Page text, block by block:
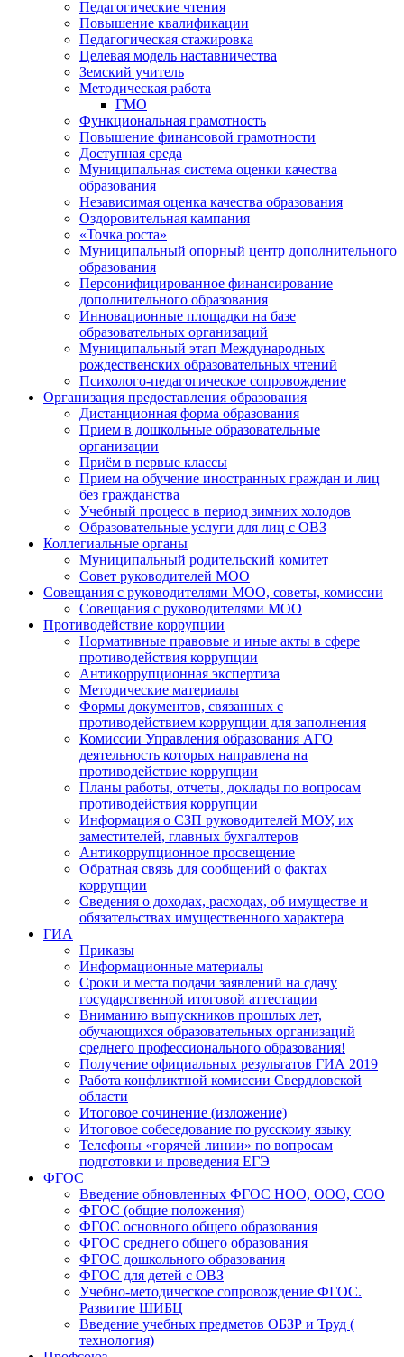
Педагогические чтения
Повышение квалификации
Педагогическая стажировка
Целевая модель наставничества
Земский учитель
Методическая работа
ГМО
Функциональная грамотность
Повышение финансовой грамотности
Доступная среда
Муниципальная система оценки качества
образования
Независимая оценка качества образования
Оздоровительная кампания
«Точка роста»
Муниципальный опорный центр дополнительного
образования
Персонифицированное финансирование
дополнительного образования
Инновационные площадки на базе
образовательных организаций
Муниципальный этап Международных
рождественских образовательных чтений
Психолого-педагогическое сопровождение
Организация предоставления образования
Дистанционная форма образования
Прием в дошкольные образовательные
организации
Приём в первые классы
Прием на обучение иностранных граждан и лиц
без гражданства
Учебный процесс в период зимних холодов
Образовательные услуги для лиц с ОВЗ
Коллегиальные органы
Муниципальный родительский комитет
Совет руководителей МОО
Совещания с руководителями МОО, советы, комиссии
Совещания с руководителями МОО
Противодействие коррупции
Нормативные правовые и иные акты в сфере
противодействия коррупции
Антикоррупционная экспертиза
Методические материалы
Формы документов, связанных с
противодействием коррупции для заполнения
Комиссии Управления образования АГО
деятельность которых направлена на
противодействие коррупции
Планы работы, отчеты, доклады по вопросам
противодействия коррупции
Информация о СЗП руководителей МОУ, их
заместителей, главных бухгалтеров
Антикоррупционное просвещение
Обратная связь для сообщений о фактах
коррупции
Сведения о доходах, расходах, об имуществе и
обязательствах имущественного характера
ГИА
Приказы
Информационные материалы
Сроки и места подачи заявлений на сдачу
государственной итоговой аттестации
Вниманию выпускников прошлых лет,
обучающихся образовательных организаций
среднего профессионального образования!
Получение официальных результатов ГИА 2019
Работа конфликтной комиссии Свердловской
области
Итоговое сочинение (изложение)
Итоговое собеседование по русскому языку
Телефоны «горячей линии» по вопросам
подготовки и проведения ЕГЭ
ФГОС
Введение обновленных ФГОС НОО, ООО, СОО
ФГОС (общие положения)
ФГОС основного общего образования
ФГОС среднего общего образования
ФГОС дошкольного образования
ФГОС для детей с ОВЗ
Учебно-методическое сопровождение ФГОС.
Развитие ШИБЦ
Введение учебных предметов ОБЗР и Труд (
технология)